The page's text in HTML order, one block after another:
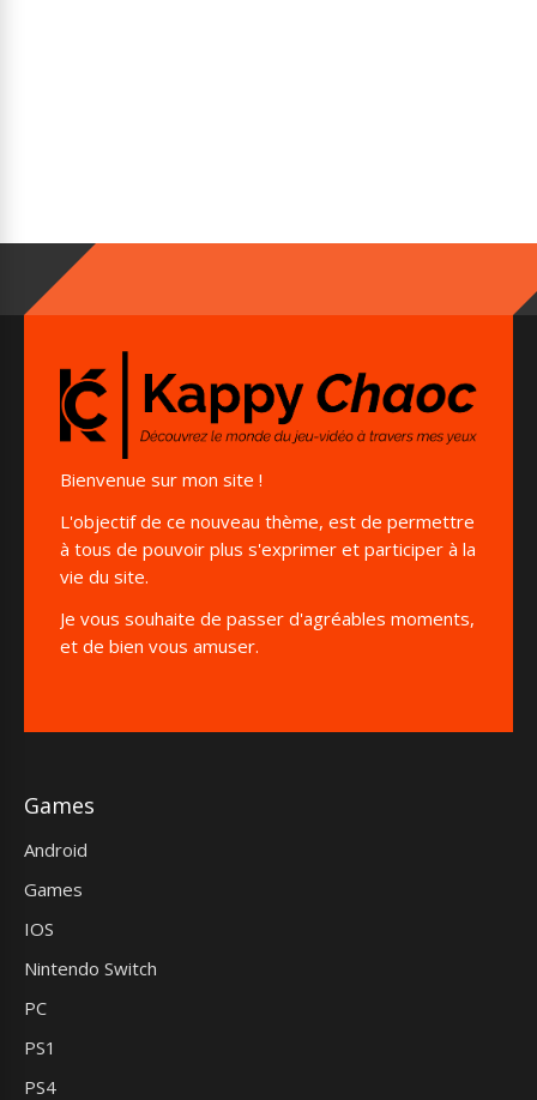
Bienvenue sur mon site !
L'objectif de ce nouveau thème, est de permettre
à tous de pouvoir plus s'exprimer et participer à la
vie du site.
Je vous souhaite de passer d'agréables moments,
et de bien vous amuser.
Games
Android
Games
IOS
Nintendo Switch
PC
PS1
PS4